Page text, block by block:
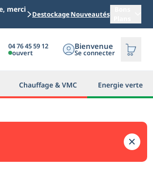
merci
DestockageNouveautés
04 76 45 59 12
ouvert
Bienvenue
Se connecter
Chauffage & VMC Energie verte